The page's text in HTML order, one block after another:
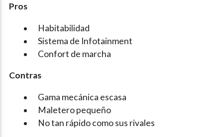
Pros
Habitabilidad
Sistema de Infotainment
Confort de marcha
Contras
Gama mecánica escasa
Maletero pequeño
No tan rápido como sus rivales